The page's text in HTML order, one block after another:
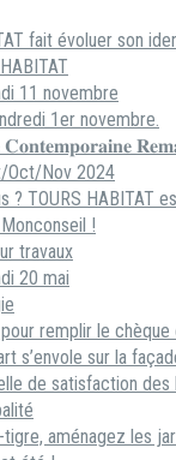
fait évoluer son
11 novembre
1er novembre.
𝐂𝐨𝐧𝐭𝐞𝐦𝐩𝐨𝐫𝐚𝐢𝐧𝐞
Oct/Nov 2024
? TOURS HABITAT
!
travaux
20 mai
pour remplir le chèque
s’envole sur la
de satisfaction des
aménagez les